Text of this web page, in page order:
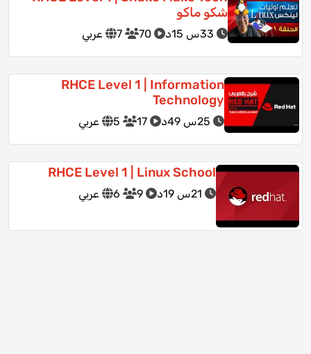
شكو ماكو
33س 15د 70
7 عربي
RHCE Level 1 | Information
Technology
25س 49د 17
5 عربي
RHCE Level 1 | Linux School
21س 19د 9
6 عربي